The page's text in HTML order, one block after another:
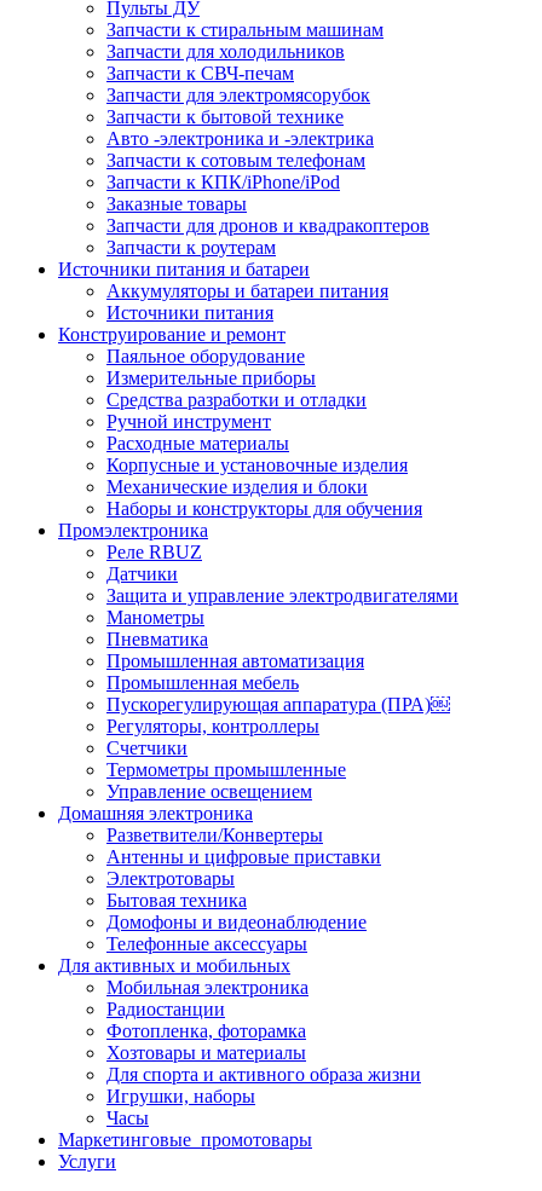
Пульты ДУ
Запчасти к стиральным машинам
Запчасти для холодильников
Запчасти к СВЧ-печам
Запчасти для электромясорубок
Запчасти к бытовой технике
Авто -электроника и -электрика
Запчасти к сотовым телефонам
Запчасти к КПК/iPhone/iPod
Заказные товары
Запчасти для дронов и квадракоптеров
Запчасти к роутерам
Источники питания и батареи
Аккумуляторы и батареи питания
Источники питания
Конструирование и ремонт
Паяльное оборудование
Измерительные приборы
Средства разработки и отладки
Ручной инструмент
Расходные материалы
Корпусные и установочные изделия
Механические изделия и блоки
Наборы и конструкторы для обучения
Промэлектроника
Реле RBUZ
Датчики
Защита и управление электродвигателями
Манометры
Пневматика
Промышленная автоматизация
Промышленная мебель
Пускорегулирующая аппаратура (ПРА)￼
Регуляторы, контроллеры
Счетчики
Термометры промышленные
Управление освещением
Домашняя электроника
Разветвители/Конвертеры
Антенны и цифровые приставки
Электротовары
Бытовая техника
Домофоны и видеонаблюдение
Телефонные аксессуары
Для активных и мобильных
Мобильная электроника
Радиостанции
Фотопленка, фоторамка
Хозтовары и материалы
Для спорта и активного образа жизни
Игрушки, наборы
Часы
Маркетинговые_промотовары
Услуги